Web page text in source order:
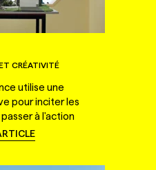
CRÉATIVITÉ
utilise une
pour inciter les
à l'action